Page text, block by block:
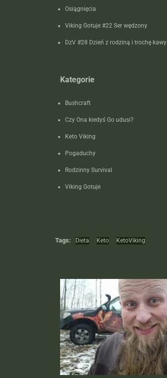
Osiągnięcia
Viking Gotuje #22 Ser wędzony
DzV #28 Dzień z rodziną i trochę kawy
Kategorie
Bushcraft
Czy Ona kiedyś Go udusi?
Keto Viking
Pogaduchy
Rodzinny Survival
Viking Gotuje
Tags: Dieta Keto KetoViking